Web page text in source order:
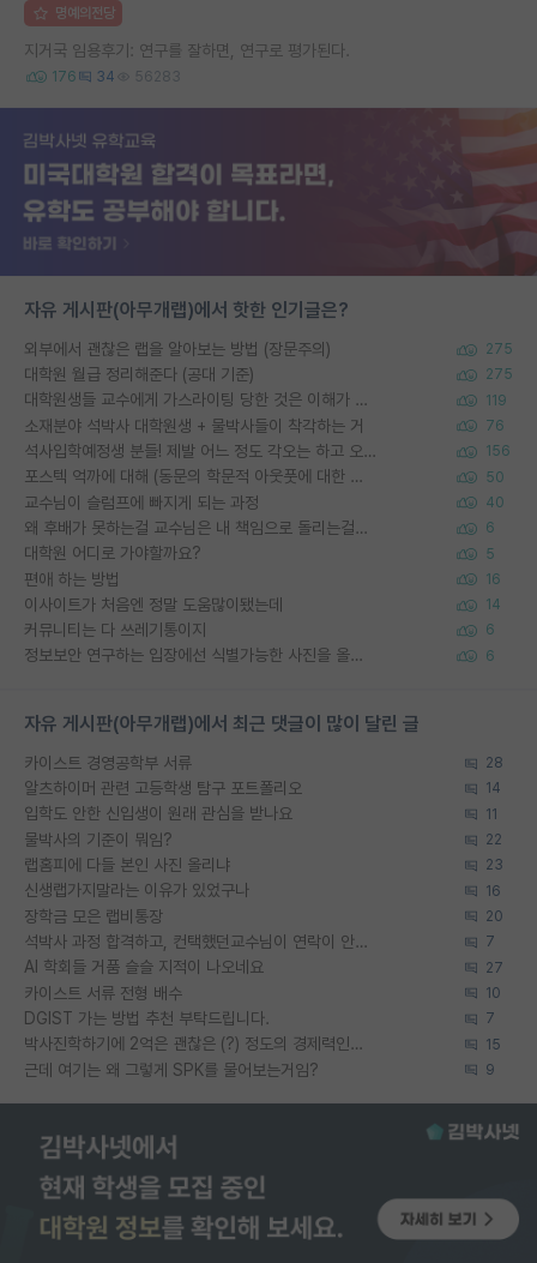
명예의전당
지거국 임용후기: 연구를 잘하면, 연구로 평가된다.
176 34 56283
자유 게시판(아무개랩)에서 핫한 인기글은?
외부에서 괜찮은 랩을 알아보는 방법 (장문주의) 275
대학원 월급 정리해준다 (공대 기준) 275
대학원생들 교수에게 가스라이팅 당한 것은 이해가 갑니다. 안타깝네요. 119
소재분야 석박사 대학원생 + 물박사들이 착각하는 거 76
석사입학예정생 분들! 제발 어느 정도 각오는 하고 오세요. 156
포스텍 억까에 대해 (동문의 학문적 아웃풋에 대한 반박) 50
교수님이 슬럼프에 빠지게 되는 과정 40
왜 후배가 못하는걸 교수님은 내 책임으로 돌리는걸까요? 6
대학원 어디로 가야할까요? 5
편애 하는 방법 16
이사이트가 처음엔 정말 도움많이됐는데 14
커뮤니티는 다 쓰레기통이지 6
정보보안 연구하는 입장에선 식별가능한 사진을 올리는건 비추이긴함 6
자유 게시판(아무개랩)에서 최근 댓글이 많이 달린 글
카이스트 경영공학부 서류 28
알츠하이머 관련 고등학생 탐구 포트폴리오 14
입학도 안한 신입생이 원래 관심을 받나요 11
물박사의 기준이 뭐임? 22
랩홈피에 다들 본인 사진 올리냐 23
신생랩가지말라는 이유가 있었구나 16
장학금 모은 랩비통장 20
석박사 과정 합격하고, 컨택했던교수님이 연락이 안됩니다... 7
AI 학회들 거품 슬슬 지적이 나오네요 27
카이스트 서류 전형 배수 10
DGIST 가는 방법 추천 부탁드립니다. 7
박사진학하기에 2억은 괜찮은 (?) 정도의 경제력인가요 15
근데 여기는 왜 그렇게 SPK를 물어보는거임? 9